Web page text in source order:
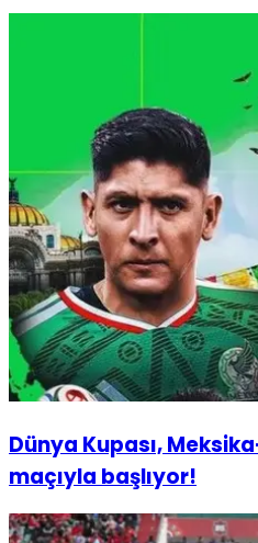
Dünya Kupası,
maçıyla başlıyor!